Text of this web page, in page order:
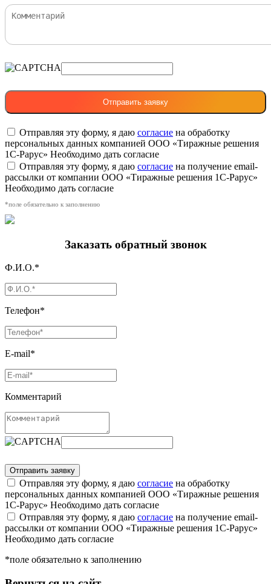
Отправляя эту форму, я даю согласие на обработку
персональных данных компанией ООО «Тиражные решения
1С-Рарус» Необходимо дать согласие
Отправляя эту форму, я даю согласие на получение email-
рассылки от компании ООО «Тиражные решения 1С-Рарус»
Необходимо дать согласие
*поле обязательно к заполнению
Заказать обратный звонок
Ф.И.О.*
Телефон*
E-mail*
Комментарий
Отправляя эту форму, я даю согласие на обработку
персональных данных компанией ООО «Тиражные решения
1С-Рарус» Необходимо дать согласие
Отправляя эту форму, я даю согласие на получение email-
рассылки от компании ООО «Тиражные решения 1С-Рарус»
Необходимо дать согласие
*поле обязательно к заполнению